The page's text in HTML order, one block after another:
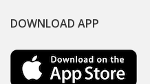
DOWNLOAD APP